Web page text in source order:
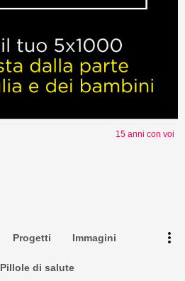
15 anni con voi
Progetti Immagini
Pillole di salute
more_vert
Privacy